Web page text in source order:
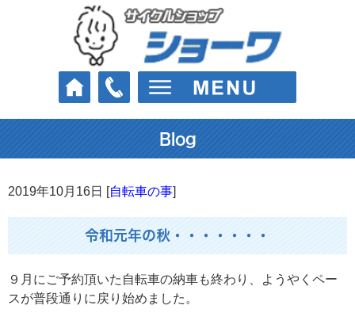
Blog
2019年10月16日 [自転車の事]
令和元年の秋・・・・・・・
９月にご予約頂いた自転車の納車も終わり、ようやくペー
スが普段通りに戻り始めました。